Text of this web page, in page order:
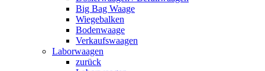
Big Bag Waage
Wiegebalken
Bodenwaage
Verkaufswaagen
Laborwaagen
zurück